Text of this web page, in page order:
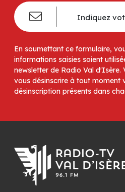
En soumettant ce formulaire,
informations saisies soient
newsletter de Radio Val d'Isère.
vous désinscrire à tout moment
désinscription présents dans